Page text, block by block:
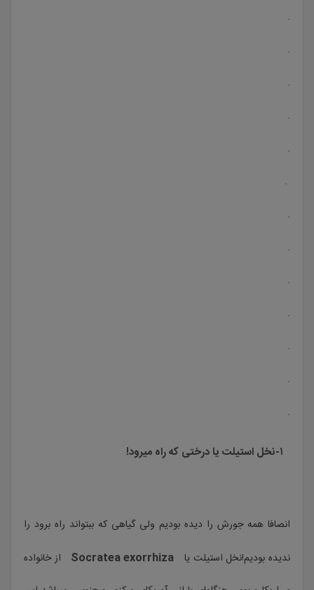
.
.
.
.
.
.
.
.
.
.
.
.
.
۱-نخل استیلت یا درختی که راه میرود!
انصافا همه جورش را دیده بودیم ولی گیاهی که ببتواند راه برود را
ندیده بودیم!نخل استیلت یا
Socratea exorrhiza
از خانواده